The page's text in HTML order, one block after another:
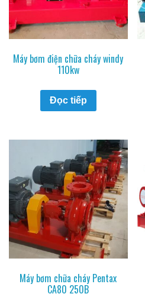
Máy bơm điện chữa cháy windy
110kw
Đọc tiếp
Máy bơm chữa cháy Pentax
CA80 250B